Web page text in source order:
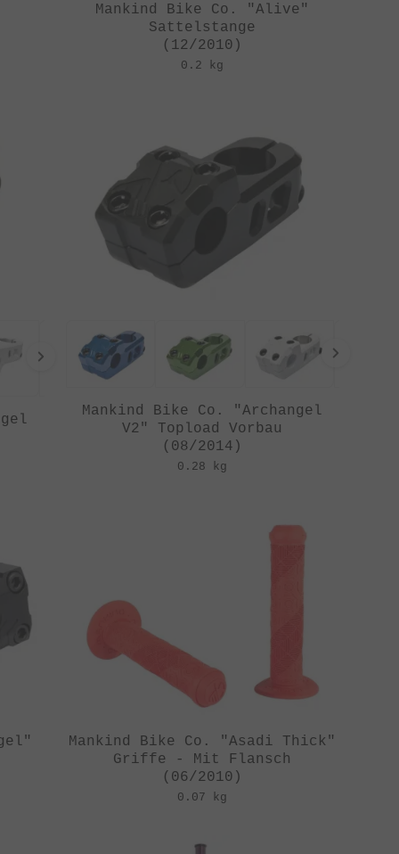
Mankind Bike Co. "Alive"
Sattelstange
(12/2010)
0.2 kg
Mankind Bike Co. "Archangel
V2" Topload Vorbau
(08/2014)
0.28 kg
Mankind Bike Co. "Asadi Thick"
Griffe - Mit Flansch
(06/2010)
0.07 kg